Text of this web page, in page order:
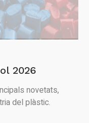
2026
novetats,
del plàstic.